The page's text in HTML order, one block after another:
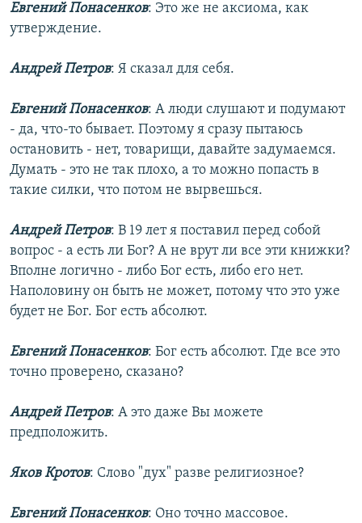
Евгений Понасенков: Это же не аксиома, как
утверждение.
Андрей Петров: Я сказал для себя.
Евгений Понасенков: А люди слушают и подумают
- да, что-то бывает. Поэтому я сразу пытаюсь
остановить - нет, товарищи, давайте задумаемся.
Думать - это не так плохо, а то можно попасть в
такие силки, что потом не вырвешься.
Андрей Петров: В 19 лет я поставил перед собой
вопрос - а есть ли Бог? А не врут ли все эти книжки?
Вполне логично - либо Бог есть, либо его нет.
Наполовину он быть не может, потому что это уже
будет не Бог. Бог есть абсолют.
Евгений Понасенков: Бог есть абсолют. Где все это
точно проверено, сказано?
Андрей Петров: А это даже Вы можете
предположить.
Яков Кротов: Слово "дух" разве религиозное?
Евгений Понасенков: Оно точно массовое.